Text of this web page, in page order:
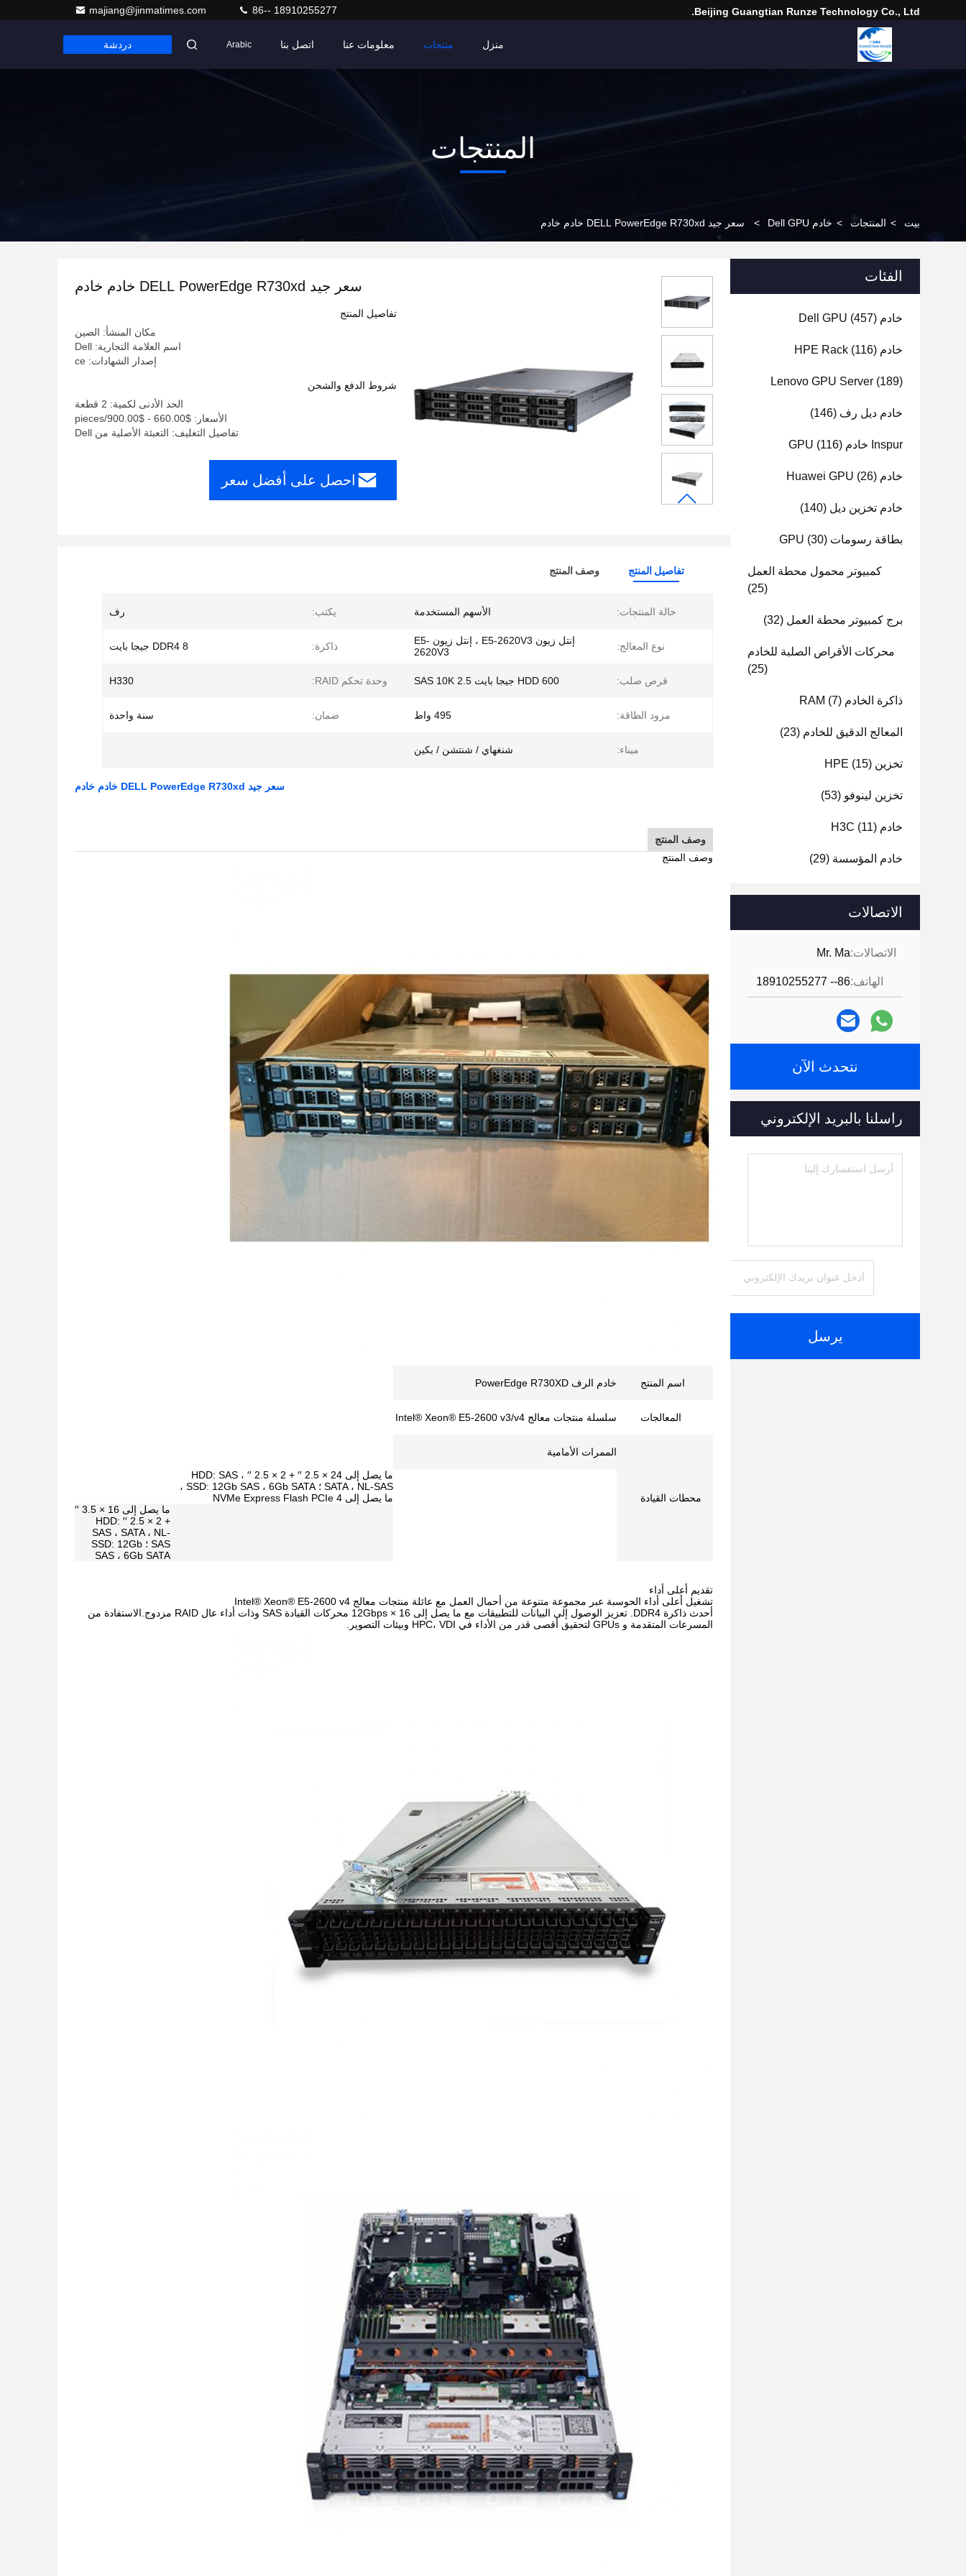
Beijing Guangtian Runze Technology Co., Ltd.
majiang@jinmatimes.com 86-- 18910255277
منزل منتجات معلومات عنا اتصل بنا Arabic دردشة
المنتجات
بيت > المنتجات > خادم Dell GPU > سعر جيد DELL PowerEdge R730xd خادم خادم
الفئات
خادم Dell GPU (457)
خادم HPE Rack (116)
Lenovo GPU Server (189)
خادم ديل رف (146)
Inspur خادم GPU (116)
خادم Huawei GPU (26)
خادم تخزين ديل (140)
بطاقة رسومات GPU (30)
كمبيوتر محمول محطة العمل
(25)
برج كمبيوتر محطة العمل (32)
محركات الأقراص الصلبة للخادم
(25)
ذاكرة الخادم RAM (7)
المعالج الدقيق للخادم (23)
تخزين HPE (15)
تخزين لينوفو (53)
خادم H3C (11)
خادم المؤسسة (29)
الاتصالات
الاتصالات:Mr. Ma
الهاتف:86-- 18910255277
نتحدث الآن
راسلنا بالبريد الإلكتروني
يرسل
سعر جيد DELL PowerEdge R730xd خادم خادم
تفاصيل المنتج
مكان المنشأ: الصين
اسم العلامة التجارية: Dell
إصدار الشهادات: ce
شروط الدفع والشحن
الحد الأدنى لكمية: 2 قطعة
الأسعار: $660.00 - $900.00/pieces
تفاصيل التغليف: التعبئة الأصلية من Dell
احصل على أفضل سعر
تفاصيل المنتج وصف المنتج
حالة المنتجات: الأسهم المستخدمة يكتب: رف
نوع المعالج:
إنتل زيون E5-2620V3 ، إنتل زيون E5-
2620V3
ذاكرة: DDR4 8 جيجا بايت
قرص صلب: HDD 600 جيجا بايت SAS 10K 2.5 وحدة تحكم RAID: H330
مزود الطاقة: 495 واط ضمان: سنة واحدة
ميناء: شنغهاي / شنتشن / بكين
سعر جيد DELL PowerEdge R730xd خادم خادم
وصف المنتج
وصف المنتج
اسم المنتج خادم الرف PowerEdge R730XD
المعالجات سلسلة منتجات معالج Intel® Xeon® E5-2600 v3/v4
محطات القيادة
الممرات الأمامية
ما يصل إلى 24 × 2.5 ′′ + 2 × 2.5 ′′ HDD: SAS ،
SATA ، NL-SAS ؛ SSD: 12Gb SAS ، 6Gb SATA ،
ما يصل إلى 4 NVMe Express Flash PCIe
ما يصل إلى 16 × 3.5 ′′
+ 2 × 2.5 ′′ HDD:
SAS ، SATA ، NL-
SAS ؛ SSD: 12Gb
SAS ، 6Gb SATA
تقديم أعلى أداء
تشغيل أعلى أداء الحوسبة عبر مجموعة متنوعة من أحمال العمل مع عائلة منتجات معالج Intel® Xeon® E5-2600 v4
أحدث ذاكرة DDR4. تعزيز الوصول إلى البيانات للتطبيقات مع ما يصل إلى 16 × 12Gbps محركات القيادة SAS وذات أداء عال RAID مزدوج.الاستفادة من
المسرعات المتقدمة و GPUs لتحقيق أقصى قدر من الأداء في HPC، VDI وبيئات التصوير.